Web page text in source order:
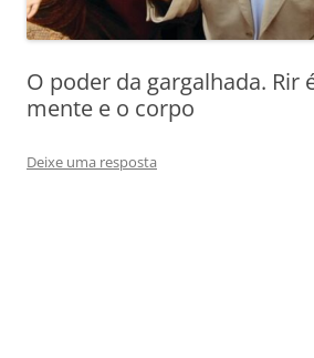
O poder da gargalhada. Rir
mente e o corpo
Deixe uma resposta